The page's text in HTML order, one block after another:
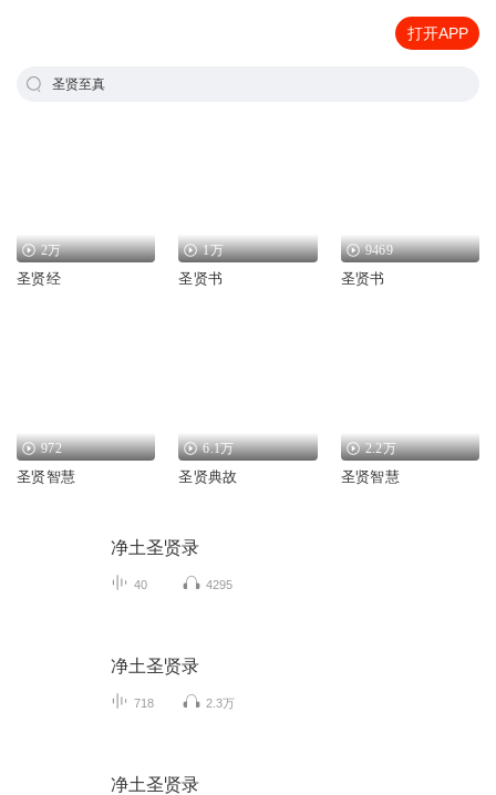
打开APP
圣贤至真
2万
圣贤经
1万
圣贤书
9469
圣贤书
972
圣贤智慧
6.1万
圣贤典故
2.2万
圣贤智慧
净土圣贤录
40 4295
净土圣贤录
718 2.3万
净土圣贤录